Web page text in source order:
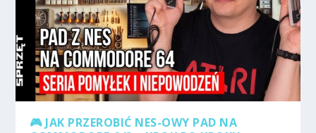
🎮 JAK PRZEROBIĆ NES-OWY PAD NA